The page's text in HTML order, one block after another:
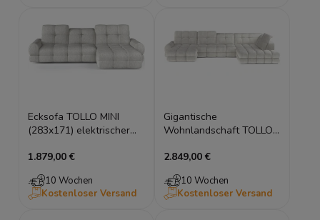
Ecksofa TOLLO MINI
(283x171) elektrischer
Bettkasten
1.879,00 €
10 Wochen
Kostenloser Versand
Gigantische
Wohnlandschaft TOLLO
elektrischer Sitz &
Bettkasten
2.849,00 €
10 Wochen
Kostenloser Versand